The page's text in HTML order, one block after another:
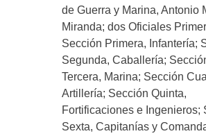
de Guerra y Marina, Antonio
Miranda; dos Oficiales
Sección Primera, Infantería;
Segunda, Caballería;
Tercera, Marina; Sección
Artillería; Sección Quinta,
Fortificaciones e Ingenieros;
Sexta, Capitanías y